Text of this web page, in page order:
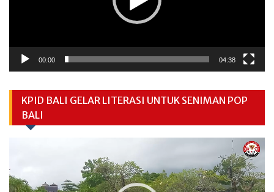
00:00 04:38
KPID BALI GELAR LITERASI UNTUK SENIMAN POP
BALI